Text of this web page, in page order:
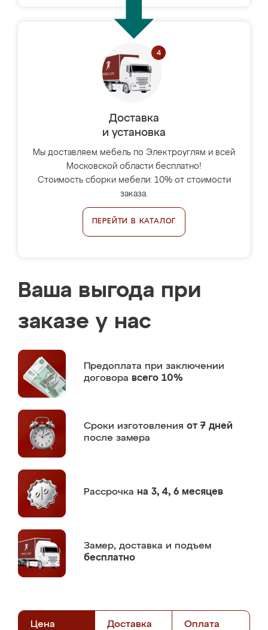
Доставка
и установка
Мы доставляем мебель по Электроуглям и всей
Московской области бесплатно!
Стоимость сборки мебели: 10% от стоимости
заказа.
ПЕРЕЙТИ В КАТАЛОГ
Ваша выгода при
заказе у нас
Предоплата при заключении
договора всего 10%
Сроки изготовления от 7 дней
после замера
Рассрочка на 3, 4, 6 месяцев
Замер, доставка и подъем
бесплатно
Цена Доставка Оплата